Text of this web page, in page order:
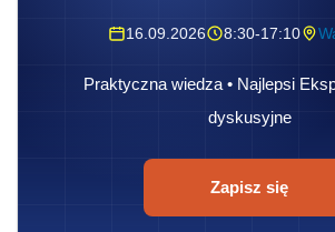
16.09.2026 8:30-17:10
Praktyczna wiedza • Najlepsi
dyskusyjne
Zapisz się